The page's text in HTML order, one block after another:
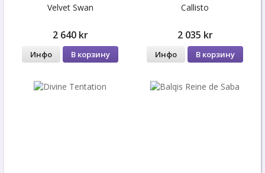
Velvet Swan
2 640 kr
Инфо В корзину
Callisto
2 035 kr
Инфо В корзину